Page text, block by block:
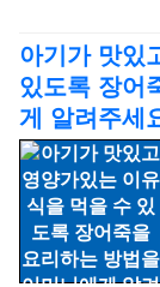
아기가 맛있
있도록 장어
게 알려주세